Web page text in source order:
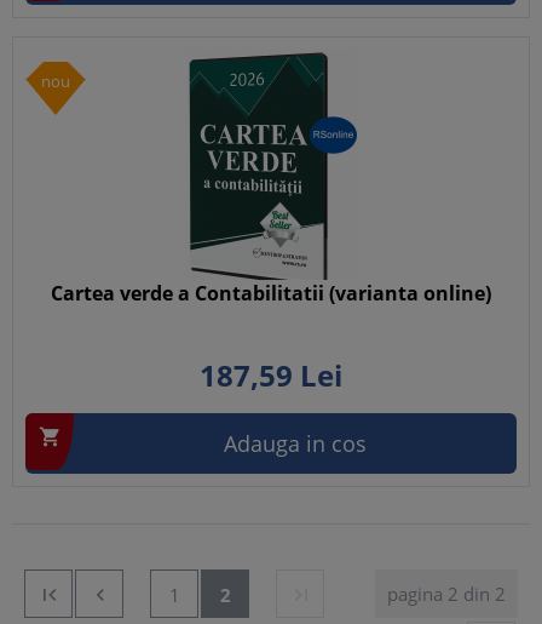
nou
Cartea verde a Contabilitatii (varianta online)
187,59 Lei
 Adauga in cos
  1 2 pagina 2 din 2